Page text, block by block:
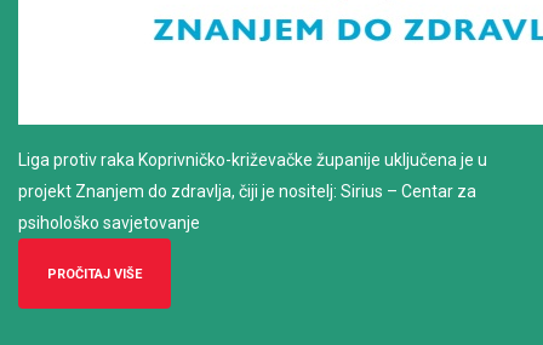
Liga protiv raka Koprivničko-križevačke županije uključena je u
projekt Znanjem do zdravlja, čiji je nositelj: Sirius – Centar za
psihološko savjetovanje
PROČITAJ VIŠE